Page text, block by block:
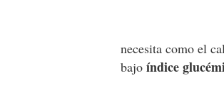
necesita como el
bajo índice